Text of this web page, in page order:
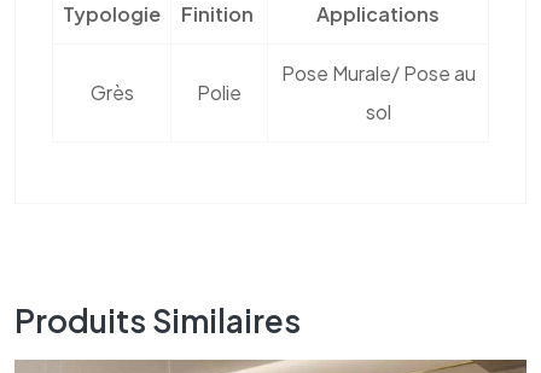
Typologie Finition Applications
Grès Polie
Pose Murale/ Pose au
sol
Produits Similaires